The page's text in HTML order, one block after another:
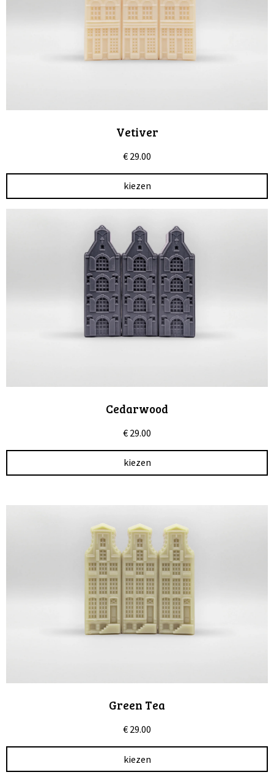
Vetiver
€ 29.00
kiezen
Cedarwood
€ 29.00
kiezen
Green Tea
€ 29.00
kiezen